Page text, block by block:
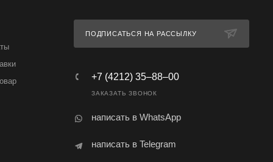
ПОДПИСАТЬСЯ НА РАССЫЛКУ
+7 (4212) 35‒88‒00
ЗАКАЗАТЬ ЗВОНОК
написать в WhatsApp
написать в Telegram